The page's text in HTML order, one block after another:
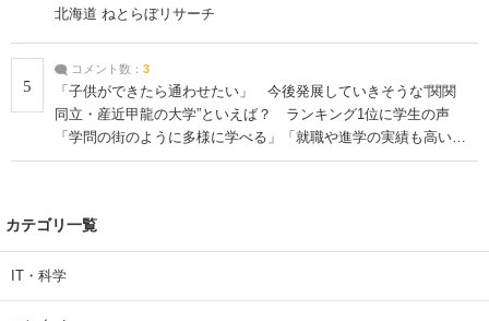
北海道 ねとらぼリサーチ
5
コメント数： 3
「子供ができたら通わせたい」 今後発展していきそうな“関関
同立・産近甲龍の大学”といえば？ ランキング1位に学生の声
「学問の街のように多様に学べる」「就職や進学の実績も高い」
| 大学 ねとらぼリサーチ
カテゴリ一覧
IT・科学